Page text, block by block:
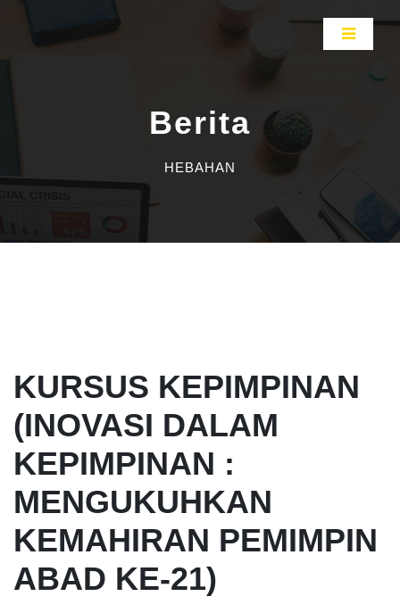
Berita
HEBAHAN
KURSUS KEPIMPINAN
(INOVASI DALAM
KEPIMPINAN :
MENGUKUHKAN
KEMAHIRAN PEMIMPIN
ABAD KE-21)